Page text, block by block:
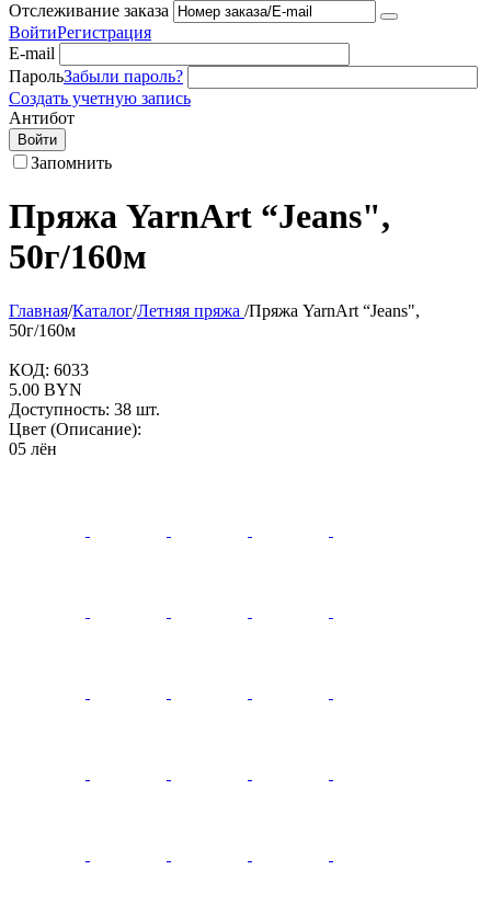
Отслеживание заказа
ВойтиРегистрация
E-mail
ПарольЗабыли пароль?
Создать учетную запись
Антибот
Войти
Запомнить
Пряжа YarnArt “Jeans",
50г/160м
Главная/Каталог/Летняя пряжа /Пряжа YarnArt “Jeans",
50г/160м
КОД: 6033
5.00 BYN
Доступность: 38 шт.
Цвет (Описание):
05 лён